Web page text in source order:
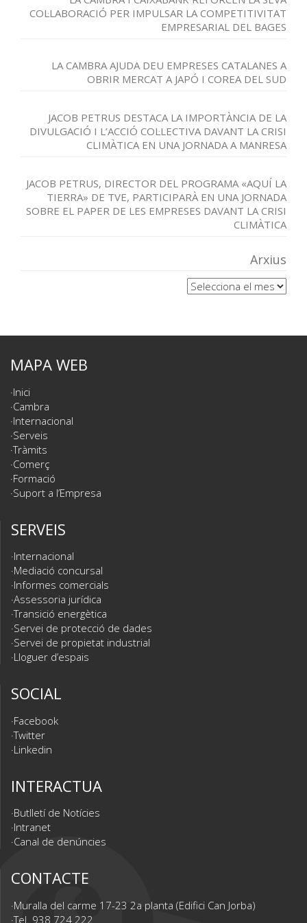
COL·LABORACIÓ PER IMPULSAR LA COMPETITIVITAT
EMPRESARIAL DEL BAGES
LA CAMBRA AJUDA DEU EMPRESES CATALANES A
OBRIR MERCAT A JAPÓ I COREA DEL SUD
JACOB PETRUS DESTACA LA IMPORTÀNCIA DE LA
DIVULGACIÓ I L’ACCIÓ COL·LECTIVA DAVANT LA CRISI
CLIMÀTICA EN UNA JORNADA A MANRESA
JACOB PETRUS, DIRECTOR DEL PROGRAMA «AQUÍ LA
TIERRA» DE TVE, PARTICIPARÀ EN UNA JORNADA
SOBRE EL PAPER DE LES EMPRESES DAVANT LA CRISI
CLIMÀTICA
Arxius
Arxius
MAPA WEB
Inici
Cambra
Internacional
Serveis
Tràmits
Comerç
Formació
Suport a l’Empresa
SERVEIS
Internacional
Mediació concursal
Informes comercials
Assessoria jurídica
Transició energètica
Servei de protecció de dades
Servei de propietat industrial
Lloguer d’espais
SOCIAL
Facebook
Twitter
Linkedin
INTERACTUA
Butlletí de Notícies
Intranet
Canal de denúncies
CONTACTE
Muralla del carme 17-23 2a planta (Edifici Can Jorba)
Tel. 938 724 222